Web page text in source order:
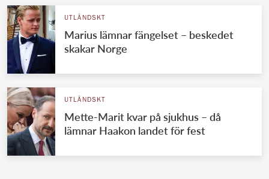
UTLÄNDSKT
Marius lämnar fängelset – beskedet
skakar Norge
UTLÄNDSKT
Mette-Marit kvar på sjukhus – då
lämnar Haakon landet för fest